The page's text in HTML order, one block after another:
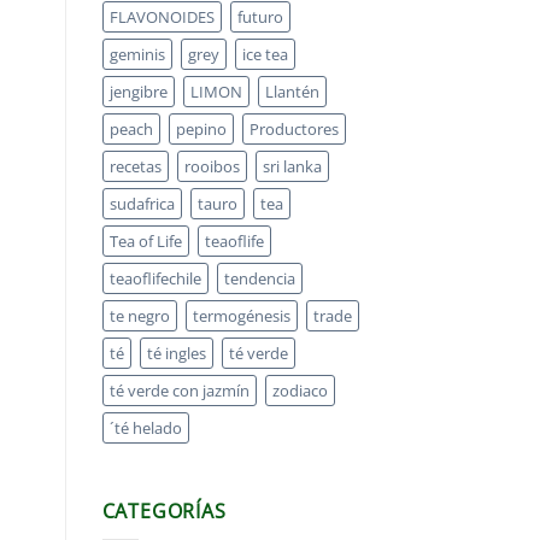
FLAVONOIDES
futuro
geminis
grey
ice tea
jengibre
LIMON
Llantén
peach
pepino
Productores
recetas
rooibos
sri lanka
sudafrica
tauro
tea
Tea of Life
teaoflife
teaoflifechile
tendencia
te negro
termogénesis
trade
té
té ingles
té verde
té verde con jazmín
zodiaco
´té helado
CATEGORÍAS